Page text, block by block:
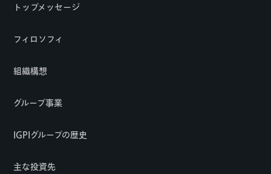
トップメッセージ
フィロソフィ
組織構想
グループ事業
IGPIグループの歴史
主な投資先